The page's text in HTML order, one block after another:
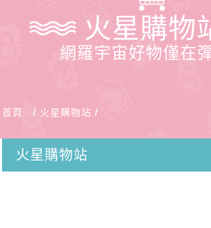
火星購物
網羅宇宙好物僅在
首頁 火星購物站
火星購物站